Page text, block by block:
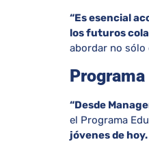
“Es esencial
los futuros
abordar no sólo
“Desde
el Programa
jóvenes de